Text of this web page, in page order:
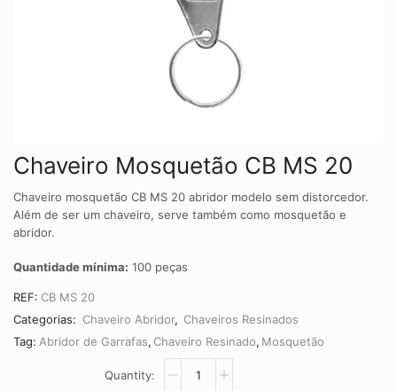
Chaveiro Mosquetão CB MS 20
Chaveiro mosquetão CB MS 20 abridor modelo sem distorcedor.
Além de ser um chaveiro, serve também como mosquetão e
abridor.
Quantidade mínima: 100 peças
REF: CB MS 20
Categorias: Chaveiro Abridor, Chaveiros Resinados
Tag: Abridor de Garrafas, Chaveiro Resinado, Mosquetão
Mosquetão